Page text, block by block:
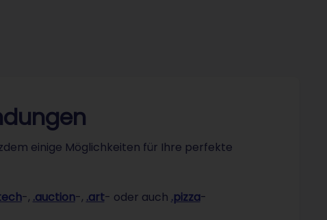
einige Möglichkeiten für Ihre perfekte
-, .auction-, .art- oder auch .pizza-